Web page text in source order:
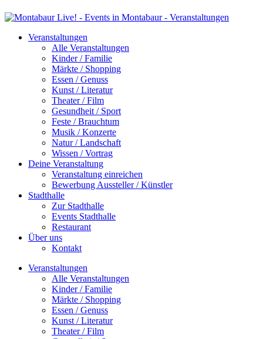
Veranstaltungen
Alle Veranstaltungen
Kinder / Familie
Märkte / Shopping
Essen / Genuss
Kunst / Literatur
Theater / Film
Gesundheit / Sport
Feste / Brauchtum
Musik / Konzerte
Natur / Landschaft
Wissen / Vortrag
Deine Veranstaltung
Veranstaltung einreichen
Bewerbung Aussteller / Künstler
Stadthalle
Zur Stadthalle
Events Stadthalle
Restaurant
Über uns
Kontakt
Veranstaltungen
Alle Veranstaltungen
Kinder / Familie
Märkte / Shopping
Essen / Genuss
Kunst / Literatur
Theater / Film